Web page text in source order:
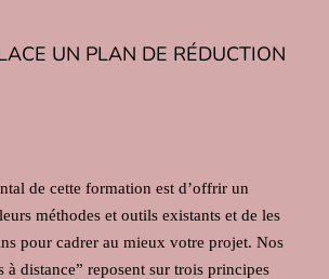
UN PLAN DE RÉDUCTION
de cette formation est d’offrir un
méthodes et outils existants et de les
pour cadrer au mieux votre projet. Nos
à distance” reposent sur trois principes